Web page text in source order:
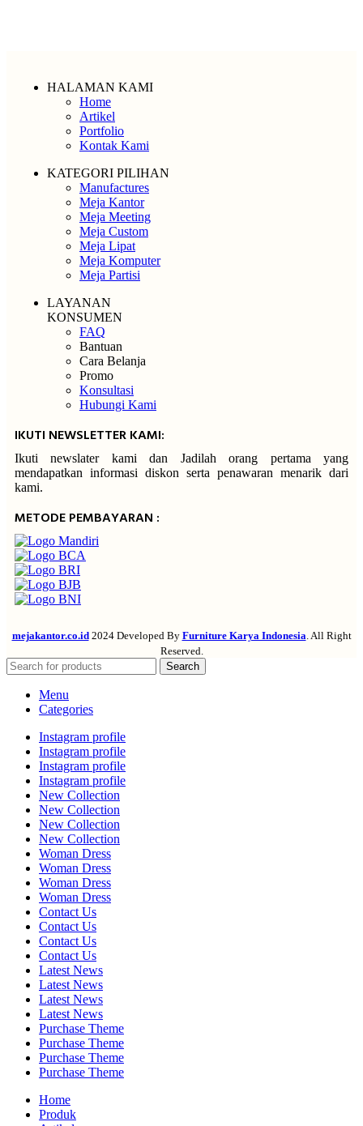
HALAMAN KAMI
Home
Artikel
Portfolio
Kontak Kami
KATEGORI PILIHAN
Manufactures
Meja Kantor
Meja Meeting
Meja Custom
Meja Lipat
Meja Komputer
Meja Partisi
LAYANAN
KONSUMEN
FAQ
Bantuan
Cara Belanja
Promo
Konsultasi
Hubungi Kami
IKUTI NEWSLETTER KAMI:
Ikuti newslater kami dan Jadilah orang pertama yang
mendapatkan informasi diskon serta penawaran menarik dari
kami.
METODE PEMBAYARAN :
mejakantor.co.id 2024 Developed By Furniture Karya Indonesia . All Right
Reserved.
Search
Menu
Categories
Instagram profile
Instagram profile
Instagram profile
Instagram profile
New Collection
New Collection
New Collection
New Collection
Woman Dress
Woman Dress
Woman Dress
Woman Dress
Contact Us
Contact Us
Contact Us
Contact Us
Latest News
Latest News
Latest News
Latest News
Purchase Theme
Purchase Theme
Purchase Theme
Purchase Theme
Home
Produk